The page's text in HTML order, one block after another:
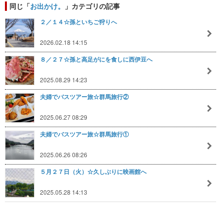
同じ「お出かけ。 」カテゴリの記事
２／１４☆孫といちご狩りへ
2026.02.18 14:15
８／２７☆孫と高足がにを食しに西伊豆へ
2025.08.29 14:23
夫婦でバスツアー旅☆群馬旅行②
2025.06.27 08:29
夫婦でバスツアー旅☆群馬旅行①
2025.06.26 08:26
５月２７日（火）☆久しぶりに映画館へ
2025.05.28 14:13